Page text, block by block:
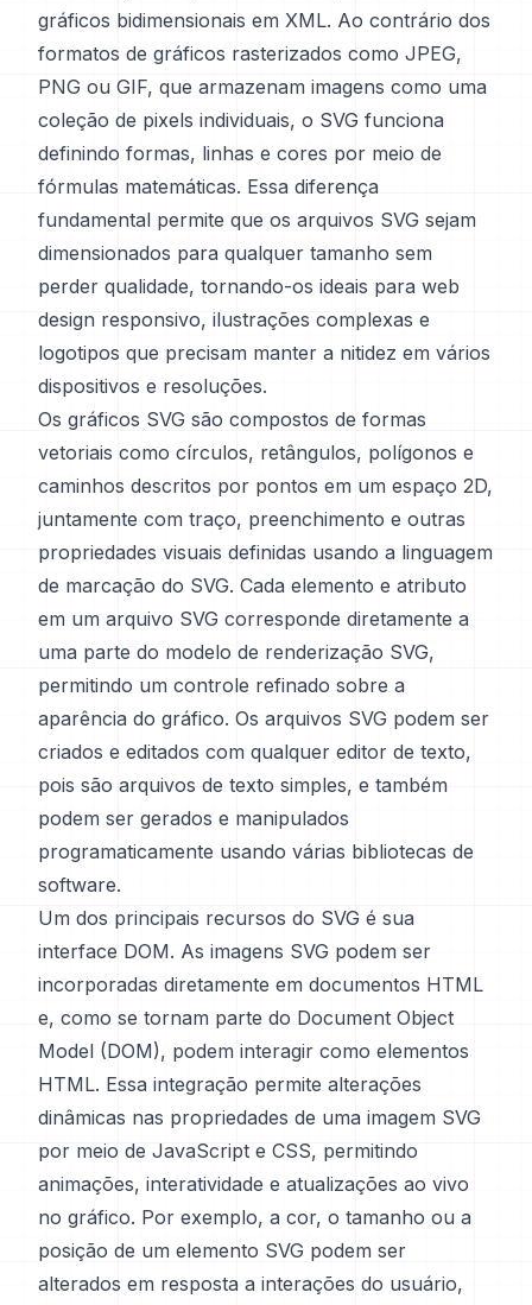
gráficos bidimensionais em XML. Ao contrário dos
formatos de gráficos rasterizados como JPEG,
PNG ou GIF, que armazenam imagens como uma
coleção de pixels individuais, o SVG funciona
definindo formas, linhas e cores por meio de
fórmulas matemáticas. Essa diferença
fundamental permite que os arquivos SVG sejam
dimensionados para qualquer tamanho sem
perder qualidade, tornando-os ideais para web
design responsivo, ilustrações complexas e
logotipos que precisam manter a nitidez em vários
dispositivos e resoluções.
Os gráficos SVG são compostos de formas
vetoriais como círculos, retângulos, polígonos e
caminhos descritos por pontos em um espaço 2D,
juntamente com traço, preenchimento e outras
propriedades visuais definidas usando a linguagem
de marcação do SVG. Cada elemento e atributo
em um arquivo SVG corresponde diretamente a
uma parte do modelo de renderização SVG,
permitindo um controle refinado sobre a
aparência do gráfico. Os arquivos SVG podem ser
criados e editados com qualquer editor de texto,
pois são arquivos de texto simples, e também
podem ser gerados e manipulados
programaticamente usando várias bibliotecas de
software.
Um dos principais recursos do SVG é sua
interface DOM. As imagens SVG podem ser
incorporadas diretamente em documentos HTML
e, como se tornam parte do Document Object
Model (DOM), podem interagir como elementos
HTML. Essa integração permite alterações
dinâmicas nas propriedades de uma imagem SVG
por meio de JavaScript e CSS, permitindo
animações, interatividade e atualizações ao vivo
no gráfico. Por exemplo, a cor, o tamanho ou a
posição de um elemento SVG podem ser
alterados em resposta a interações do usuário,